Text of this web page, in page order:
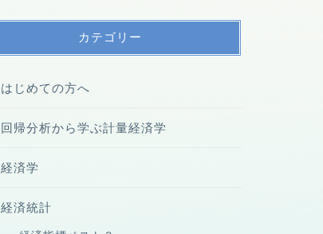
カテゴリー
はじめての方へ
回帰分析から学ぶ計量経済学
経済学
経済統計